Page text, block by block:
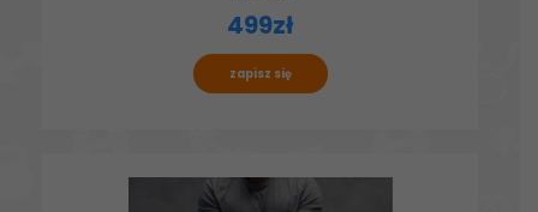
499zł
zapisz się